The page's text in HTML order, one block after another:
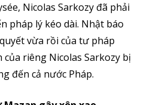
Nicolas Sarkozy đã phải
pháp lý kéo dài. Nhật báo
vừa rồi của tư pháp
riêng Nicolas Sarkozy bị
đến cả nước Pháp.